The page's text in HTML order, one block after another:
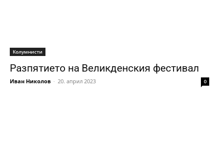
Колумнисти
Разпятието на Великденския фестивал
Иван Николов - 20. април 2023 0